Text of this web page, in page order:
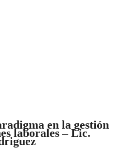
en la gestión
laborales – Lic.